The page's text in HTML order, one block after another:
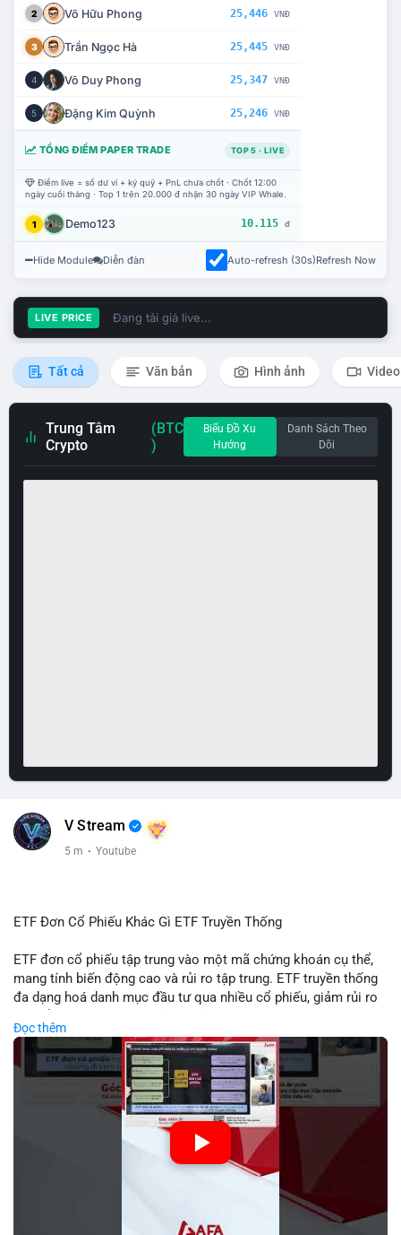
2 Võ Hữu Phong 25,446 VNĐ
3 Trần Ngọc Hà 25,445 VNĐ
4 Võ Duy Phong 25,347 VNĐ
5 Đặng Kim Quỳnh 25,246 VNĐ
TỔNG ĐIỂM PAPER TRADE TOP 5 · LIVE
Điểm live = số dư ví + ký quỹ + PnL chưa chốt · Chốt 12:00
ngày cuối tháng · Top 1 trên 20.000 đ nhận 30 ngày VIP Whale.
1 Demo123 10.115 đ
Hide Module Diễn đàn Auto-refresh (30s)Refresh Now
LIVE PRICE Đang tải giá live...
Tất cả Văn bản Hình ảnh Video
Trung Tâm
Crypto
(BTC
)
Biểu Đồ Xu
Hướng
Danh Sách Theo
Dõi
V Stream
5 m · Youtube
ETF Đơn Cổ Phiếu Khác Gì ETF Truyền Thống
ETF đơn cổ phiếu tập trung vào một mã chứng khoán cụ thể,
mang tính biến động cao và rủi ro tập trung. ETF truyền thống
đa dạng hoá danh mục đầu tư qua nhiều cổ phiếu, giảm rủi ro
sản và mức độ tiếp xúc với thị trường.
🎥 Xem video trực tiếp tại:
Nguồn: Tài chính & Kinh doanh
Đọc thêm